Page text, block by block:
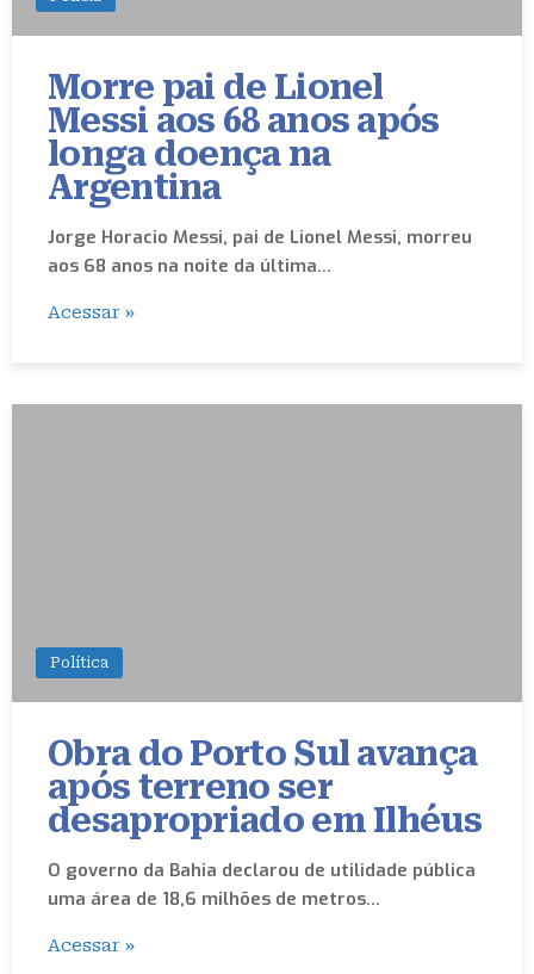
Morre pai de Lionel
Messi aos 68 anos após
longa doença na
Argentina
Jorge Horacio Messi, pai de Lionel Messi, morreu
aos 68 anos na noite da última…
Acessar »
Política
Obra do Porto Sul avança
após terreno ser
desapropriado em Ilhéus
O governo da Bahia declarou de utilidade pública
uma área de 18,6 milhões de metros…
Acessar »